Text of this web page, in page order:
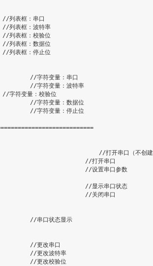
//列表框：串口
//列表框：波特率
//列表框：校验位
//列表框：数据位
//列表框：停止位
//字符变量：串口
//字符变量：波特率
//字符变量：校验位
//字符变量：数据位
//字符变量：停止位
//打开串口（不创
//打开串口
//设置串口参数
//显示串口状态
//关闭串口
//串口状态显示
//更改串口
//更改波特率
//更改校验位